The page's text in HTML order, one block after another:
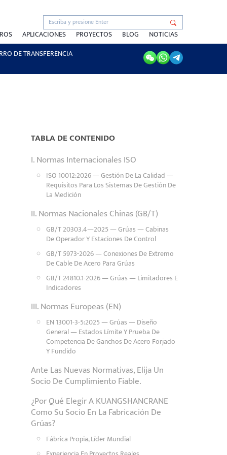
APLICACIONES PROYECTOS BLOG
NOTICIAS
DE TRANSFERENCIA
TABLA DE CONTENIDO
I. Normas Internacionales ISO
ISO 10012:2026 — Gestión De La Calidad —
Requisitos Para Los Sistemas De Gestión De
La Medición
II. Normas Nacionales Chinas (GB/T)
GB/T 20303.4—2025 — Grúas — Cabinas
De Operador Y Estaciones De Control
GB/T 5973-2026 — Conexiones De Extremo
De Cable De Acero Para Grúas
GB/T 24810.1-2026 — Grúas — Limitadores E
Indicadores
III. Normas Europeas (EN)
EN 13001-3-5:2025 — Grúas — Diseño
General — Estados Límite Y Prueba De
Competencia De Ganchos De Acero Forjado
Y Fundido
Ante Las Nuevas Normativas, Elija Un
Socio De Cumplimiento Fiable.
¿Por Qué Elegir A KUANGSHANCRANE
Como Su Socio En La Fabricación De
Grúas?
Fábrica Propia, Líder Mundial